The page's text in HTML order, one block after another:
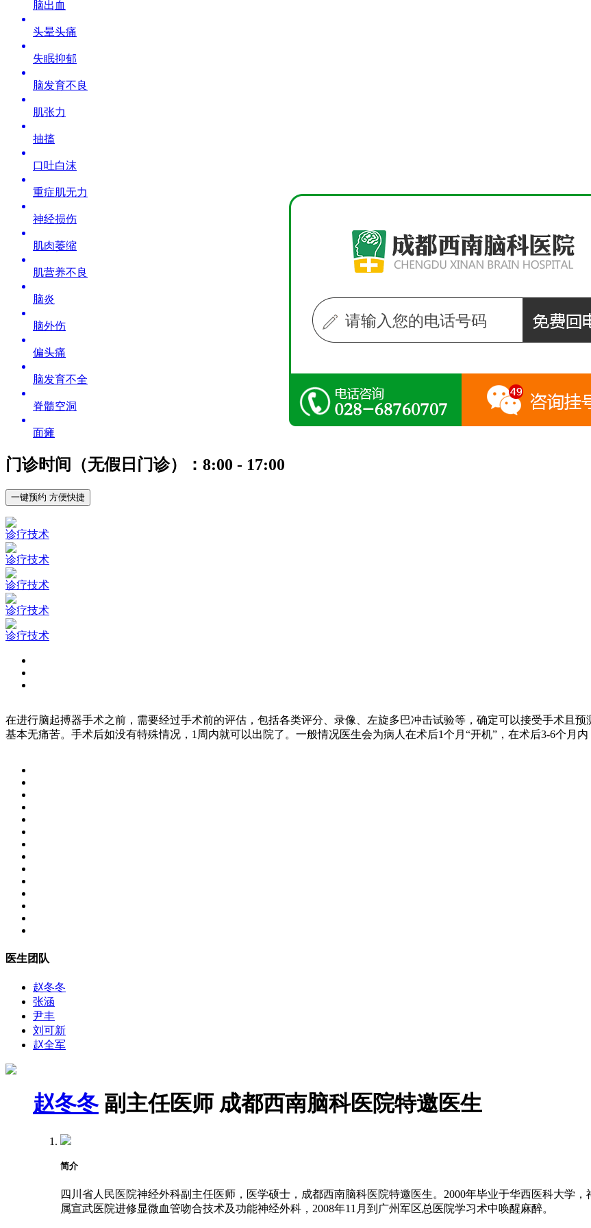
脑出血
头晕头痛
失眠抑郁
脑发育不良
肌张力
抽搐
口吐白沫
重症肌无力
神经损伤
肌肉萎缩
肌营养不良
脑炎
脑外伤
偏头痛
脑发育不全
脊髓空洞
面瘫
门诊时间（无假日门诊）：8:00 - 17:00
一键预约 方便快捷
诊疗技术
诊疗技术
诊疗技术
诊疗技术
诊疗技术
在进行脑起搏器手术之前，需要经过手术前的评估，包括各类评分、录像、左旋多巴冲击试验等，确定可以接受手术且
基本无痛苦。手术后如没有特殊情况，1周内就可以出院了。一般情况医生会为病人在术后1个月“开机”，在术后3-6个月内
医生团队
赵冬冬
张涵
尹丰
刘可新
赵全军
赵冬冬 副主任医师 成都西南脑科医院特邀医生
简介
四川省人民医院神经外科副主任医师，医学硕士，成都西南脑科医院特邀医生。2000年毕业于华西医科大学
属宣武医院进修显微血管吻合技术及功能神经外科，2008年11月到广州军区总医院学习术中唤醒麻醉。